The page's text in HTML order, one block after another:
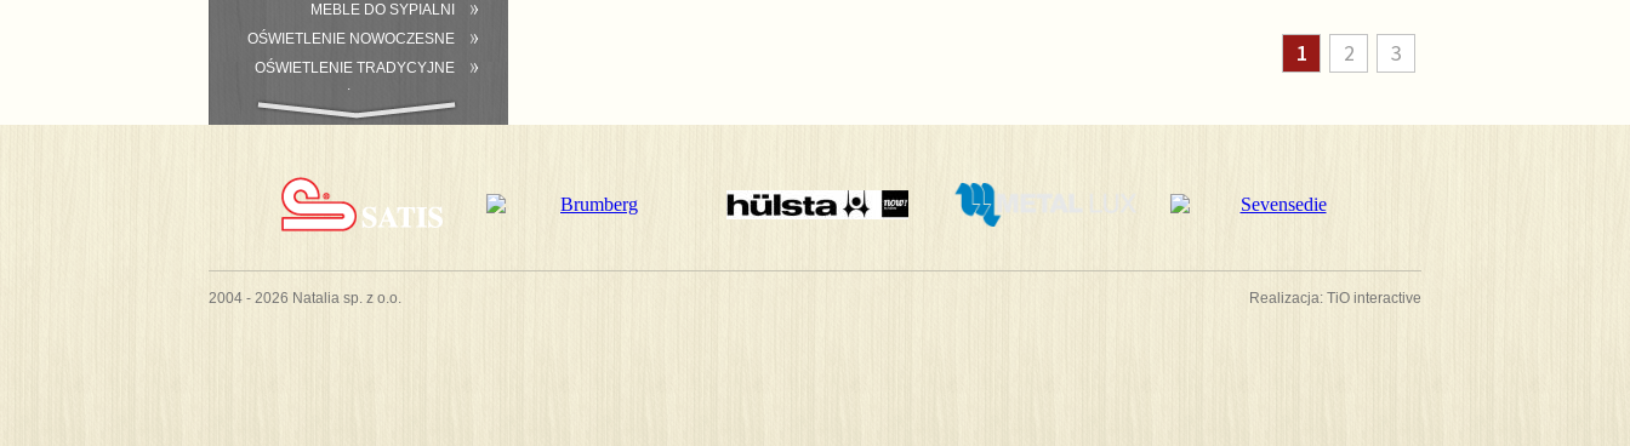
MEBLE DO SYPIALNI
OŚWIETLENIE NOWOCZESNE
OŚWIETLENIE TRADYCYJNE
1 2 3
2004 - 2026 Natalia sp. z o.o. Realizacja: TiO interactive